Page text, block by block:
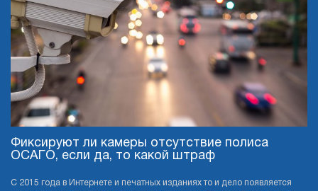
Фиксируют ли камеры отсутствие полиса
ОСАГО, если да, то какой штраф
С 2015 года в Интернете и печатных изданиях то и дело появляется